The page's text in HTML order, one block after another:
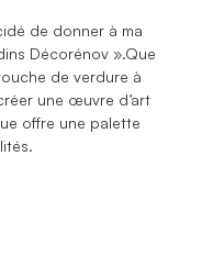
de donner à ma
Décorénov ».Que
de verdure à
une œuvre d’art
offre une palette